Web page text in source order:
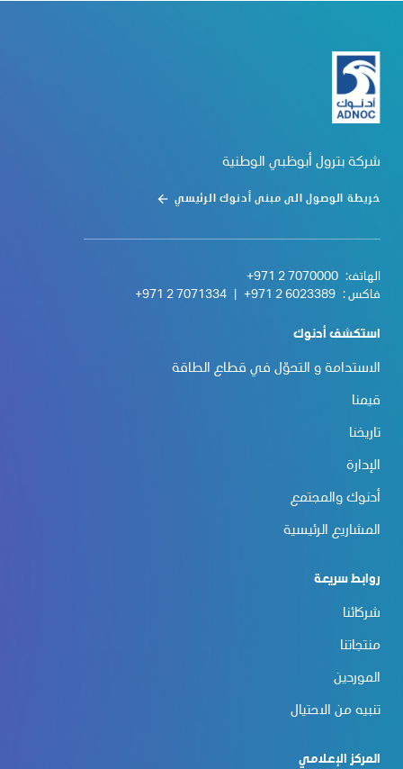
شركة بترول أبوظبي الوطنية
خريطة الوصول الى مبنى أدنوك الرئيسي
الهاتف: +971 2 7070000
فاكس : +971 2 6023389
+971 2 7071334
استكشف أدنوك
الاستدامة و التحوّل في قطاع الطاقة
قيمنا
تاريخنا
الإدارة
أدنوك والمجتمع
المشاريع الرئيسية
روابط سريعة
شركائنا
منتجاتنا
الموردين
تنبيه من الاحتيال
المركز الإعلامي